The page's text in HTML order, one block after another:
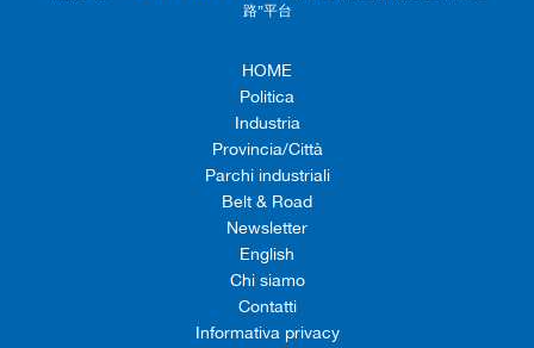
路”平台
HOME
Politica
Industria
Provincia/Città
Parchi industriali
Belt & Road
Newsletter
English
Chi siamo
Contatti
Informativa privacy